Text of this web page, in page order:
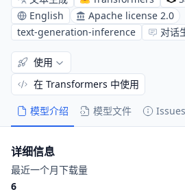
English
Apache license 2.0
text-generation-inference
对话
模型介绍 模型文件 Issues
使用
在 Transformers 中使用
详细信息
最近一个月下载量
6